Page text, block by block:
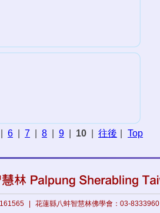
6 7 8 9 10 往後 Top
花蓮縣八蚌智慧林佛學會：03-8333960